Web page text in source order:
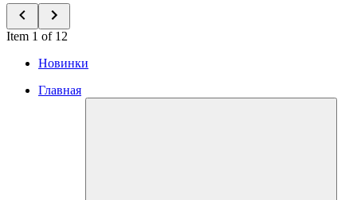
Item 1 of 12
Новинки
Главная